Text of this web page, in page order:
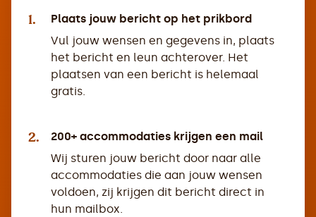
1.
Plaats jouw bericht op het prikbord
Vul jouw wensen en gegevens in, plaats
het bericht en leun achterover. Het
plaatsen van een bericht is helemaal
gratis.
2.
200+ accommodaties krijgen een mail
Wij sturen jouw bericht door naar alle
accommodaties die aan jouw wensen
voldoen, zij krijgen dit bericht direct in
hun mailbox.